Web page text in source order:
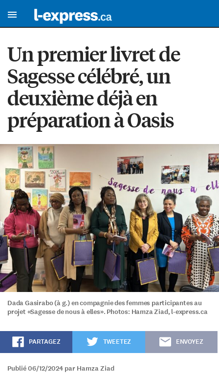
Un premier livret de
Sagesse célébré, un
deuxième déjà en
préparation à Oasis
Dada Gasirabo (à g.) en compagnie des femmes participantes au
projet «Sagesse de nous à elles». Photos: Hamza Ziad, l-express.ca
PARTAGEZ TWEETEZ ENVOYEZ
Publié 06/12/2024 par Hamza Ziad